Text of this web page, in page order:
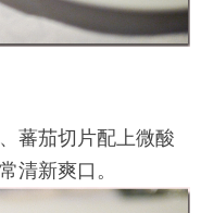
蕃茄切片配上微酸
清新爽口。